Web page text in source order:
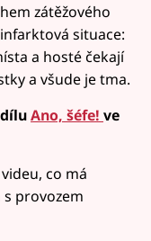
zátěžového
situace:
a hosté čekají
a všude je tma.
Ano, šéfe! ve
co má
provozem